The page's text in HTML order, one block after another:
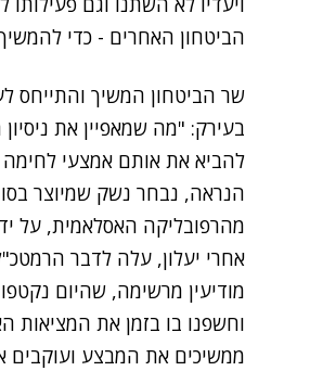
הביטחון האחרים - כדי
שר הביטחון המשיך והתייחס
בעירק: "מה שמאפיין את
להביא את אותם אמצעי לחימה
הנראה, נבחר נשק שמיוצר
מהרפובליקה האסלאמית, על
אחרי יעלון, עלה לדבר
מודיעין מרשימה, שהיום
וחשפנו בו בזמן את המציאות
ממשיכים את המבצע ועוקבים